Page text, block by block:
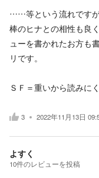
……等という流れです
棒のヒナとの相性も良
ューを書かれたお方も
リです。
ＳＦ＝重いから読みに
3 2022年11月13日
よすく
10件のレビューを投稿